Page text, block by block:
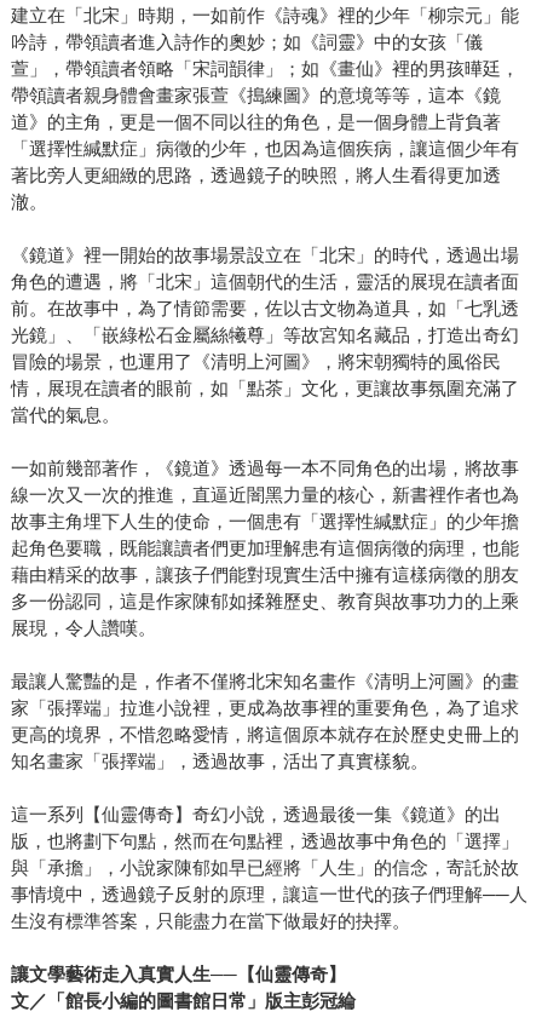
建立在「北宋」時期，一如前作《詩魂》裡的少年「柳宗元」能
吟詩，帶領讀者進入詩作的奧妙；如《詞靈》中的女孩「儀
萱」，帶領讀者領略「宋詞韻律」；如《畫仙》裡的男孩曄廷，
帶領讀者親身體會畫家張萱《搗練圖》的意境等等，這本《鏡
道》的主角，更是一個不同以往的角色，是一個身體上背負著
「選擇性緘默症」病徵的少年，也因為這個疾病，讓這個少年有
著比旁人更細緻的思路，透過鏡子的映照，將人生看得更加透
澈。
《鏡道》裡一開始的故事場景設立在「北宋」的時代，透過出場
角色的遭遇，將「北宋」這個朝代的生活，靈活的展現在讀者面
前。在故事中，為了情節需要，佐以古文物為道具，如「七乳透
光鏡」、「嵌綠松石金屬絲犧尊」等故宮知名藏品，打造出奇幻
冒險的場景，也運用了《清明上河圖》，將宋朝獨特的風俗民
情，展現在讀者的眼前，如「點茶」文化，更讓故事氛圍充滿了
當代的氣息。
一如前幾部著作，《鏡道》透過每一本不同角色的出場，將故事
線一次又一次的推進，直逼近闇黑力量的核心，新書裡作者也為
故事主角埋下人生的使命，一個患有「選擇性緘默症」的少年擔
起角色要職，既能讓讀者們更加理解患有這個病徵的病理，也能
藉由精采的故事，讓孩子們能對現實生活中擁有這樣病徵的朋友
多一份認同，這是作家陳郁如揉雜歷史、教育與故事功力的上乘
展現，令人讚嘆。
最讓人驚豔的是，作者不僅將北宋知名畫作《清明上河圖》的畫
家「張擇端」拉進小說裡，更成為故事裡的重要角色，為了追求
更高的境界，不惜忽略愛情，將這個原本就存在於歷史史冊上的
知名畫家「張擇端」，透過故事，活出了真實樣貌。
這一系列【仙靈傳奇】奇幻小說，透過最後一集《鏡道》的出
版，也將劃下句點，然而在句點裡，透過故事中角色的「選擇」
與「承擔」，小說家陳郁如早已經將「人生」的信念，寄託於故
事情境中，透過鏡子反射的原理，讓這一世代的孩子們理解──人
生沒有標準答案，只能盡力在當下做最好的抉擇。
讓文學藝術走入真實人生──【仙靈傳奇】
文／「館長小編的圖書館日常」版主彭冠綸